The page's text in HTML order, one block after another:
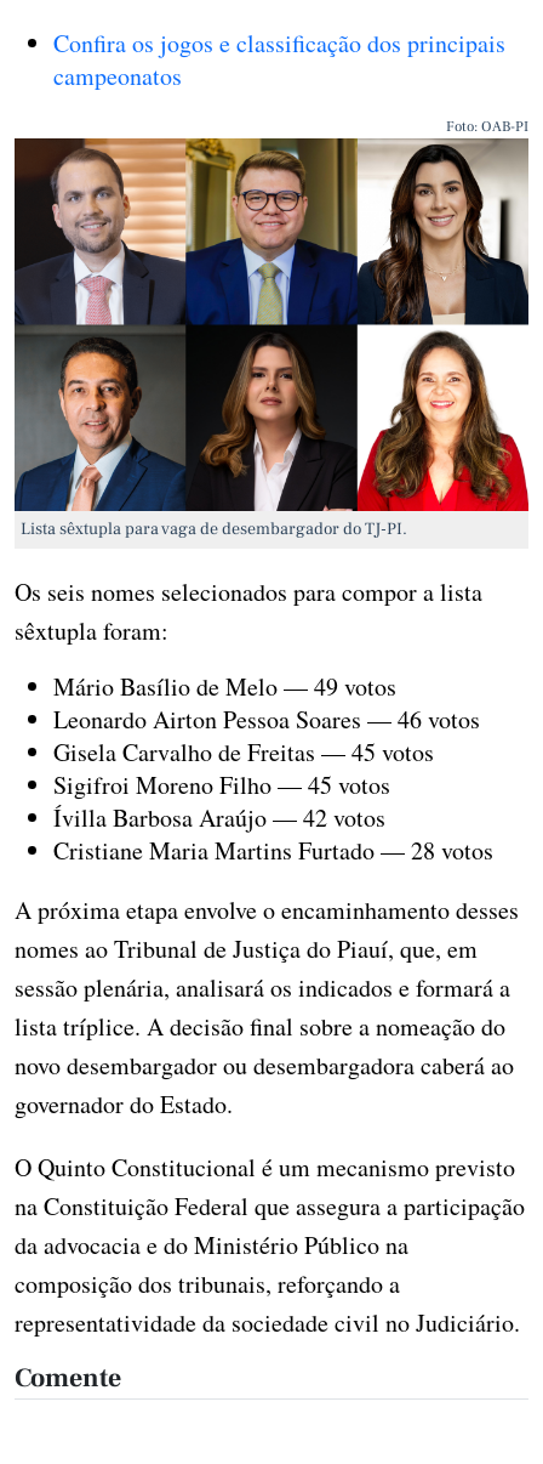
Confira os jogos e classificação dos principais
campeonatos
Foto: OAB-PI
Lista sêxtupla para vaga de desembargador do TJ-PI.
Os seis nomes selecionados para compor a lista
sêxtupla foram:
Mário Basílio de Melo — 49 votos
Leonardo Airton Pessoa Soares — 46 votos
Gisela Carvalho de Freitas — 45 votos
Sigifroi Moreno Filho — 45 votos
Ívilla Barbosa Araújo — 42 votos
Cristiane Maria Martins Furtado — 28 votos
A próxima etapa envolve o encaminhamento desses
nomes ao Tribunal de Justiça do Piauí, que, em
sessão plenária, analisará os indicados e formará a
lista tríplice. A decisão final sobre a nomeação do
novo desembargador ou desembargadora caberá ao
governador do Estado.
O Quinto Constitucional é um mecanismo previsto
na Constituição Federal que assegura a participação
da advocacia e do Ministério Público na
composição dos tribunais, reforçando a
representatividade da sociedade civil no Judiciário.
Comente